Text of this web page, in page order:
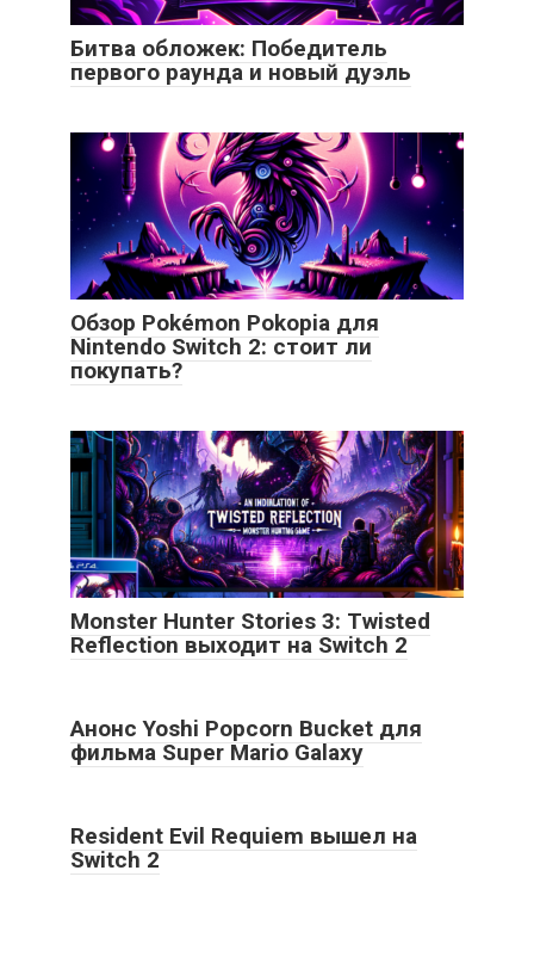
Битва обложек: Победитель
первого раунда и новый дуэль
Обзор Pokémon Pokopia для
Nintendo Switch 2: стоит ли
покупать?
Monster Hunter Stories 3: Twisted
Reflection выходит на Switch 2
Анонс Yoshi Popcorn Bucket для
фильма Super Mario Galaxy
Resident Evil Requiem вышел на
Switch 2